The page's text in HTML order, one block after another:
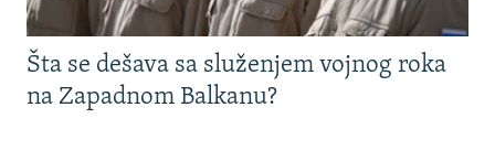
Šta se dešava sa služenjem vojnog roka
na Zapadnom Balkanu?